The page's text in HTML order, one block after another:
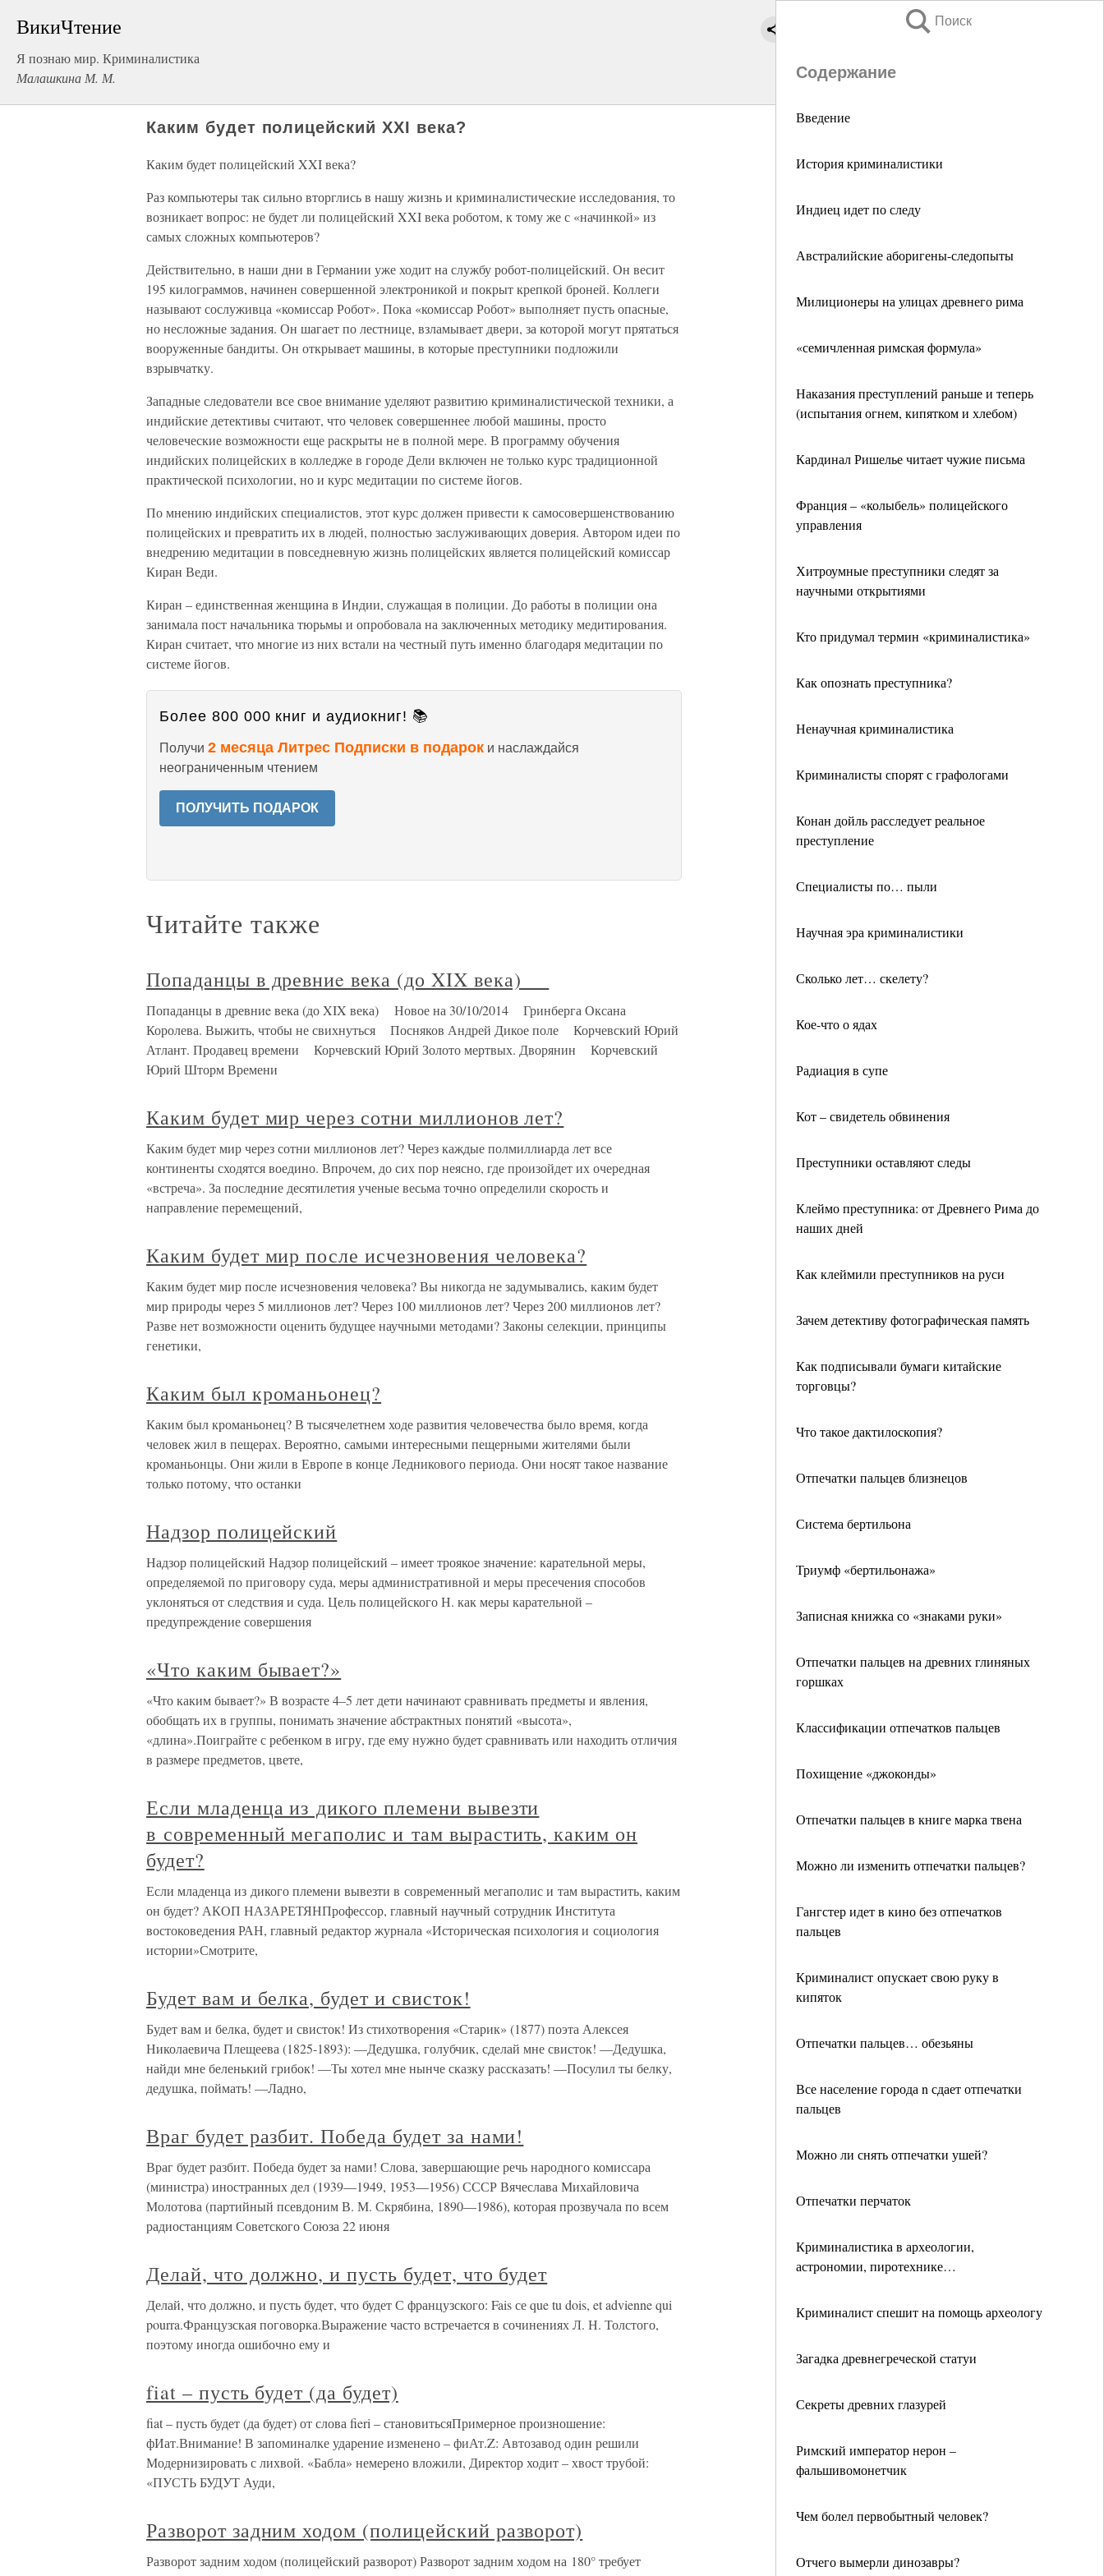
ВикиЧтение
Я познаю мир. Криминалистика
Малашкина М. М.
Поиск
Содержание
Введение
История криминалистики
Индиец идет по следу
Австралийские аборигены-следопыты
Милиционеры на улицах древнего рима
«семичленная римская формула»
Наказания преступлений раньше и теперь
(испытания огнем, кипятком и хлебом)
Кардинал Ришелье читает чужие письма
Франция – «колыбель» полицейского
управления
Хитроумные преступники следят за
научными открытиями
Кто придумал термин «криминалистика»
Как опознать преступника?
Ненаучная криминалистика
Криминалисты спорят с графологами
Конан дойль расследует реальное
преступление
Специалисты по… пыли
Научная эра криминалистики
Сколько лет… скелету?
Кое-что о ядах
Радиация в супе
Кот – свидетель обвинения
Преступники оставляют следы
Клеймо преступника: от Древнего Рима до
наших дней
Как клеймили преступников на руси
Зачем детективу фотографическая память
Как подписывали бумаги китайские
торговцы?
Что такое дактилоскопия?
Отпечатки пальцев близнецов
Система бертильона
Триумф «бертильонажа»
Записная книжка со «знаками руки»
Отпечатки пальцев на древних глиняных
горшках
Классификации отпечатков пальцев
Похищение «джоконды»
Отпечатки пальцев в книге марка твена
Можно ли изменить отпечатки пальцев?
Гангстер идет в кино без отпечатков
пальцев
Криминалист опускает свою руку в
кипяток
Отпечатки пальцев… обезьяны
Все население города n сдает отпечатки
пальцев
Можно ли снять отпечатки ушей?
Отпечатки перчаток
Криминалистика в археологии,
астрономии, пиротехнике…
Криминалист спешит на помощь археологу
Загадка древнегреческой статуи
Секреты древних глазурей
Римский император нерон –
фальшивомонетчик
Чем болел первобытный человек?
Отчего вымерли динозавры?
Каким будет полицейский XXI века?
Каким будет полицейский XXI века?
Раз компьютеры так сильно вторглись в нашу жизнь и криминалистические исследования, то
возникает вопрос: не будет ли полицейский XXI века роботом, к тому же с «начинкой» из
самых сложных компьютеров?
Действительно, в наши дни в Германии уже ходит на службу робот-полицейский. Он весит
195 килограммов, начинен совершенной электроникой и покрыт крепкой броней. Коллеги
называют сослуживца «комиссар Робот». Пока «комиссар Робот» выполняет пусть опасные,
но несложные задания. Он шагает по лестнице, взламывает двери, за которой могут прятаться
вооруженные бандиты. Он открывает машины, в которые преступники подложили
взрывчатку.
Западные следователи все свое внимание уделяют развитию криминалистической техники, а
индийские детективы считают, что человек совершеннее любой машины, просто
человеческие возможности еще раскрыты не в полной мере. В программу обучения
индийских полицейских в колледже в городе Дели включен не только курс традиционной
практической психологии, но и курс медитации по системе йогов.
По мнению индийских специалистов, этот курс должен привести к самосовершенствованию
полицейских и превратить их в людей, полностью заслуживающих доверия. Автором идеи по
внедрению медитации в повседневную жизнь полицейских является полицейский комиссар
Киран Веди.
Киран – единственная женщина в Индии, служащая в полиции. До работы в полиции она
занимала пост начальника тюрьмы и опробовала на заключенных методику медитирования.
Киран считает, что многие из них встали на честный путь именно благодаря медитации по
системе йогов.
Более 800 000 книг и аудиокниг! 📚
Получи 2 месяца Литрес Подписки в подарок и наслаждайся
неограниченным чтением
ПОЛУЧИТЬ ПОДАРОК
Читайте также
Попаданцы в древниe века (до XIX века)
Попаданцы в древниe века (до XIX века) Новое на 30/10/2014 Гринберга Оксана
Королева. Выжить, чтобы не свихнуться Посняков Андрей Дикое поле Корчевский Юрий
Атлант. Продавец времени Корчевский Юрий Золото мертвых. Дворянин Корчевский
Юрий Шторм Времени
Каким будет мир через сотни миллионов лет?
Каким будет мир через сотни миллионов лет? Через каждые полмиллиарда лет все
континенты сходятся воедино. Впрочем, до сих пор неясно, где произойдет их очередная
«встреча». За последние десятилетия ученые весьма точно определили скорость и
направление перемещений,
Каким будет мир после исчезновения человека?
Каким будет мир после исчезновения человека? Вы никогда не задумывались, каким будет
мир природы через 5 миллионов лет? Через 100 миллионов лет? Через 200 миллионов лет?
Разве нет возможности оценить будущее научными методами? Законы селекции, принципы
генетики,
Каким был кроманьонец?
Каким был кроманьонец? В тысячелетнем ходе развития человечества было время, когда
человек жил в пещерах. Вероятно, самыми интересными пещерными жителями были
кроманьонцы. Они жили в Европе в конце Ледникового периода. Они носят такое название
только потому, что останки
Надзор полицейский
Надзор полицейский Надзор полицейский – имеет троякое значение: карательной меры,
определяемой по приговору суда, меры административной и меры пресечения способов
уклоняться от следствия и суда. Цель полицейского Н. как меры карательной –
предупреждение совершения
«Что каким бывает?»
«Что каким бывает?» В возрасте 4–5 лет дети начинают сравнивать предметы и явления,
обобщать их в группы, понимать значение абстрактных понятий «высота»,
«длина».Поиграйте с ребенком в игру, где ему нужно будет сравнивать или находить отличия
в размере предметов, цвете,
Если младенца из дикого племени вывезти
в современный мегаполис и там вырастить, каким он
будет?
Если младенца из дикого племени вывезти в современный мегаполис и там вырастить, каким
он будет? АКОП НАЗАРЕТЯНПрофессор, главный научный сотрудник Института
востоковедения РАН, главный редактор журнала «Историческая психология и социология
истории»Смотрите,
Будет вам и белка, будет и свисток!
Будет вам и белка, будет и свисток! Из стихотворения «Старик» (1877) поэта Алексея
Николаевича Плещеева (1825-1893): —Дедушка, голубчик, сделай мне свисток! —Дедушка,
найди мне беленький грибок! —Ты хотел мне нынче сказку рассказать! —Посулил ты белку,
дедушка, поймать! —Ладно,
Враг будет разбит. Победа будет за нами!
Враг будет разбит. Победа будет за нами! Слова, завершающие речь народного комиссара
(министра) иностранных дел (1939—1949, 1953—1956) СССР Вячеслава Михайловича
Молотова (партийный псевдоним В. М. Скрябина, 1890—1986), которая прозвучала по всем
радиостанциям Советского Союза 22 июня
Делай, что должно, и пусть будет, что будет
Делай, что должно, и пусть будет, что будет С французского: Fais се que tu dois, et advienne qui
pourra.Французская поговорка.Выражение часто встречается в сочинениях Л. Н. Толстого,
поэтому иногда ошибочно ему и
fiat – пусть будет (да будет)
fiat – пусть будет (да будет) от слова fieri – становитьсяПримерное произношение:
фИат.Внимание! В запоминалке ударение изменено – фиАт.Z: Автозавод один решили
Модернизировать с лихвой. «Бабла» немерено вложили, Директор ходит – хвост трубой:
«ПУСТЬ БУДУТ Ауди,
Разворот задним ходом (полицейский разворот)
Разворот задним ходом (полицейский разворот) Разворот задним ходом на 180° требует